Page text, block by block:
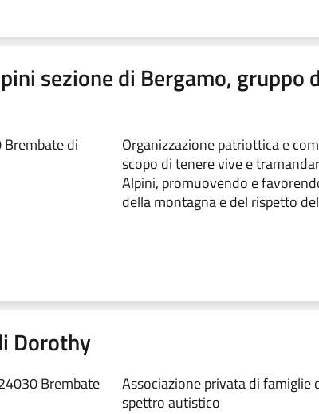
sezione di Bergamo, gruppo
Brembate di
Organizzazione patriottica e
scopo di tenere vive e
Alpini, promuovendo e
della montagna e del rispetto
Dorothy
Brembate
Associazione privata di famiglie
spettro autistico